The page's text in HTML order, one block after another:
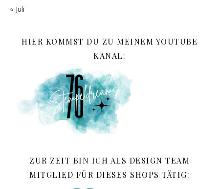
« Juli
HIER KOMMST DU ZU MEINEM YOUTUBE
KANAL:
ZUR ZEIT BIN ICH ALS DESIGN TEAM
MITGLIED FÜR DIESES SHOPS TÄTIG: